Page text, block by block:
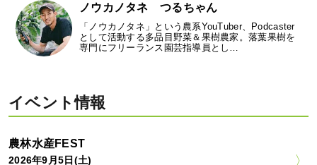
ノウカノタネ つるちゃん
「ノウカノタネ」という農系YouTuber、Podcaster
として活動する多品目野菜＆果樹農家。落葉果樹を
専門にフリーランス園芸指導員とし…
イベント情報
農林水産FEST
2026年9月5日(土)